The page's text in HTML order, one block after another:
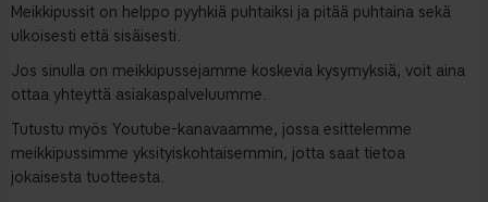
Meikkipussit on helppo pyyhkiä puhtaiksi ja pitää puhtaina sekä
ulkoisesti että sisäisesti.
Jos sinulla on meikkipussejamme koskevia kysymyksiä, voit aina
ottaa yhteyttä asiakaspalveluumme.
Tutustu myös Youtube-kanavaamme, jossa esittelemme
meikkipussimme yksityiskohtaisemmin, jotta saat tietoa
jokaisesta tuotteesta.